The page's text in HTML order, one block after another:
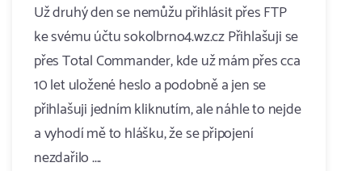
Už druhý den se nemůžu přihlásit přes FTP
ke svému účtu sokolbrno4.wz.cz Přihlašuji se
přes Total Commander, kde už mám přes cca
10 let uložené heslo a podobně a jen se
přihlašuji jedním kliknutím, ale náhle to nejde
a vyhodí mě to hlášku, že se připojení
nezdařilo ....